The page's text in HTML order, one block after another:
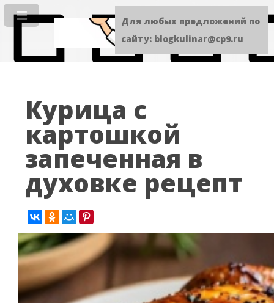
Курица с
картошкой
запеченная в
духовке рецепт
Для любых предложений по
сайту: blogkulinar@cp9.ru